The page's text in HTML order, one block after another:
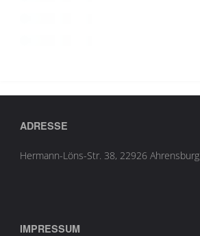
ADRESSE
Hermann-Löns-Str. 38, 22926 Ahrensburg
IMPRESSUM